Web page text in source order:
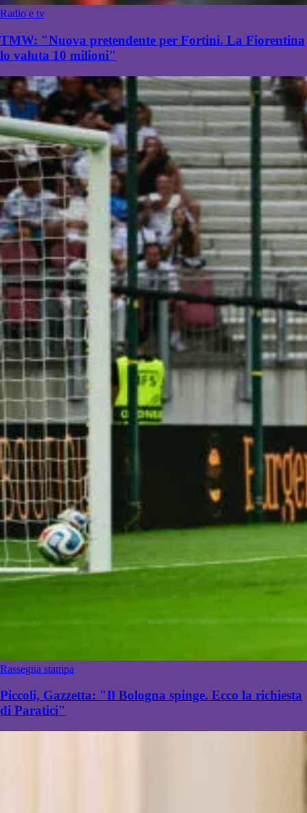
Radio e tv
TMW: "Nuova pretendente per Fortini. La Fiorentina
lo valuta 10 milioni"
Rassegna stampa
Piccoli, Gazzetta: "Il Bologna spinge. Ecco la richiesta
di Paratici"